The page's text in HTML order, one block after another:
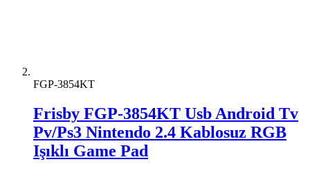
FGP-3854KT
Frisby FGP-3854KT Usb Android Tv
Pv/Ps3 Nintendo 2.4 Kablosuz RGB
Işıklı Game Pad